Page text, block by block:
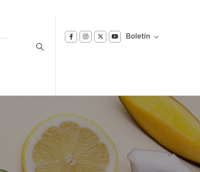
Boletín
Suscríbase a nuestro boletín
Reciba notificaciones sobre los temas de
Bienestar que le interesan.